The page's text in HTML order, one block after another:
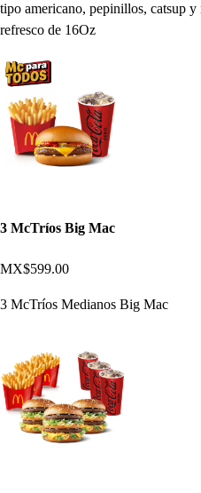
tipo americano, pepinillos, catsup
refresco de 16Oz
3 McTríos Big Mac
MX$599.00
3 McTríos Medianos Big Mac